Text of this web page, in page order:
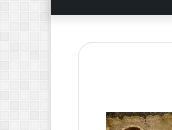
برایپوسته